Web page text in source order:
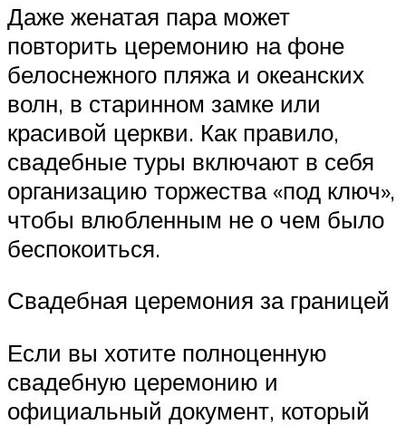
Даже женатая пара может
повторить церемонию на фоне
белоснежного пляжа и океанских
волн, в старинном замке или
красивой церкви. Как правило,
свадебные туры включают в себя
организацию торжества «под ключ»,
чтобы влюбленным не о чем было
беспокоиться.
Свадебная церемония за границей
Если вы хотите полноценную
свадебную церемонию и
официальный документ, который